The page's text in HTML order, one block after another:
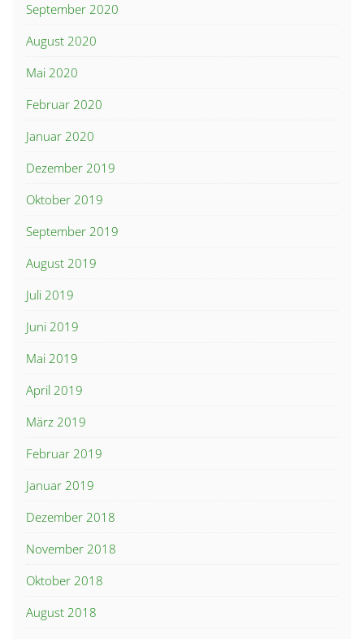
September 2020
August 2020
Mai 2020
Februar 2020
Januar 2020
Dezember 2019
Oktober 2019
September 2019
August 2019
Juli 2019
Juni 2019
Mai 2019
April 2019
März 2019
Februar 2019
Januar 2019
Dezember 2018
November 2018
Oktober 2018
August 2018